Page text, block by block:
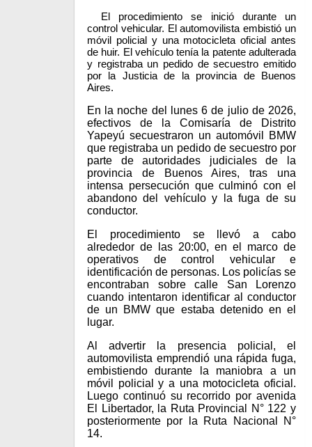
El procedimiento se inició durante un
control vehicular. El automovilista embistió un
móvil policial y una motocicleta oficial antes
de huir. El vehículo tenía la patente adulterada
y registraba un pedido de secuestro emitido
por la Justicia de la provincia de Buenos
Aires.
En la noche del lunes 6 de julio de 2026,
efectivos de la Comisaría de Distrito
Yapeyú secuestraron un automóvil BMW
que registraba un pedido de secuestro por
parte de autoridades judiciales de la
provincia de Buenos Aires, tras una
intensa persecución que culminó con el
abandono del vehículo y la fuga de su
conductor.
El procedimiento se llevó a cabo
alrededor de las 20:00, en el marco de
operativos de control vehicular e
identificación de personas. Los policías se
encontraban sobre calle San Lorenzo
cuando intentaron identificar al conductor
de un BMW que estaba detenido en el
lugar.
Al advertir la presencia policial, el
automovilista emprendió una rápida fuga,
embistiendo durante la maniobra a un
móvil policial y a una motocicleta oficial.
Luego continuó su recorrido por avenida
El Libertador, la Ruta Provincial N° 122 y
posteriormente por la Ruta Nacional N°
14.